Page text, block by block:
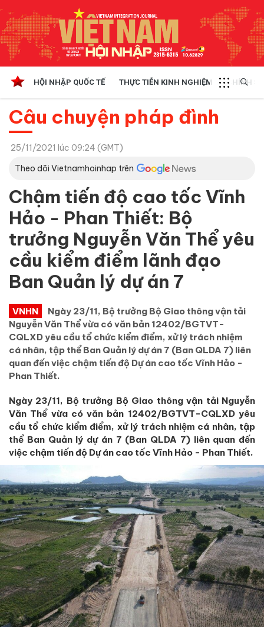
HỘI NHẬP QUỐC TẾ THỰC TIỄN KINH NGHIỆM CHÍNH
Câu chuyện pháp đình
25/11/2021 lúc 09:24 (GMT)
Theo dõi Vietnamhoinhap trên
Chậm tiến độ cao tốc Vĩnh
Hảo - Phan Thiết: Bộ
trưởng Nguyễn Văn Thể yêu
cầu kiểm điểm lãnh đạo
Ban Quản lý dự án 7
VNHN
Ngày 23/11, Bộ trưởng Bộ Giao thông vận tải
Nguyễn Văn Thể vừa có văn bản 12402/BGTVT-
CQLXD yêu cầu tổ chức kiểm điểm, xử lý trách nhiệm
cá nhân, tập thể Ban Quản lý dự án 7 (Ban QLDA 7) liên
quan đến việc chậm tiến độ Dự án cao tốc Vĩnh Hảo -
Phan Thiết.
Ngày 23/11, Bộ trưởng Bộ Giao thông vận tải Nguyễn
Văn Thể vừa có văn bản 12402/BGTVT-CQLXD yêu
cầu tổ chức kiểm điểm, xử lý trách nhiệm cá nhân, tập
thể Ban Quản lý dự án 7 (Ban QLDA 7) liên quan đến
việc chậm tiến độ Dự án cao tốc Vĩnh Hảo - Phan Thiết.